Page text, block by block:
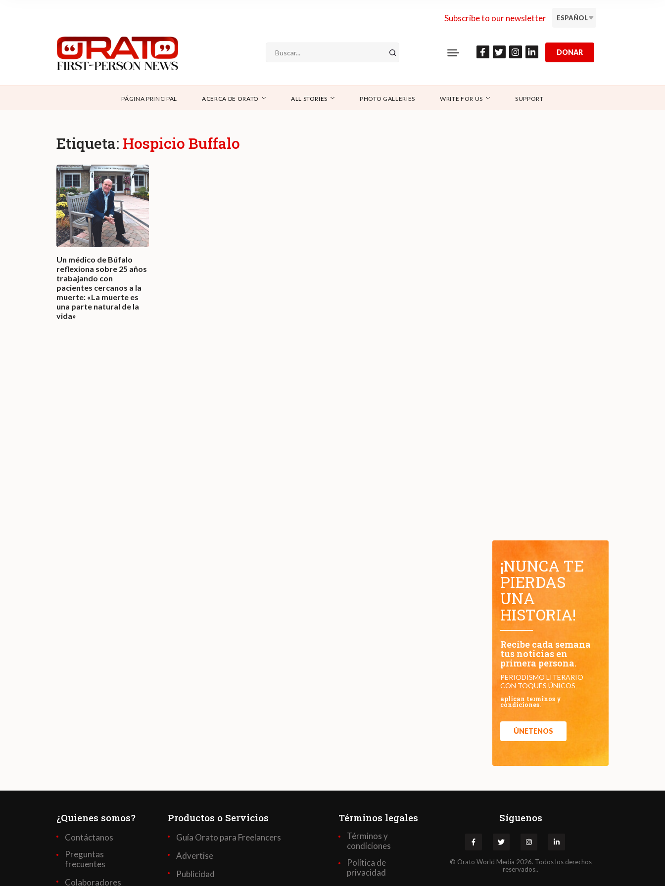
Subscribe to our newsletter ESPAÑOL
SUPPORT
CONTÁCTANOS
DONAR
PÁGINA PRINCIPAL ACERCA DE ORATO ALL STORIES PHOTO GALLERIES WRITE FOR US SUPPORT
Etiqueta: Hospicio Buffalo
Un médico de Búfalo
reflexiona sobre 25 años
trabajando con
pacientes cercanos a la
muerte: «La muerte es
una parte natural de la
vida»
¡NUNCA TE
PIERDAS
UNA
HISTORIA!
Recibe cada semana
tus noticias en
primera persona.
PERIODISMO LITERARIO
CON TOQUES ÚNICOS
aplican terminos y
condiciones.
ÚNETENOS
¿Quienes somos?
Contáctanos
Preguntas
frecuentes
Colaboradores
Productos o Servicios
Guía Orato para Freelancers
Advertise
Publicidad
Términos legales
Términos y
condiciones
Política de
privacidad
Síguenos
© Orato World Media 2026. Todos los derechos
reservados..